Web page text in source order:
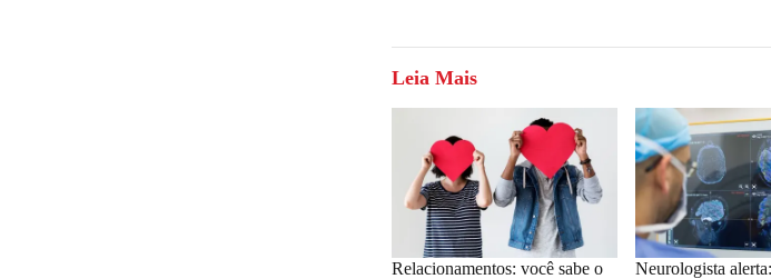
Leia Mais
Relacionamentos: você sabe o
Neurologista